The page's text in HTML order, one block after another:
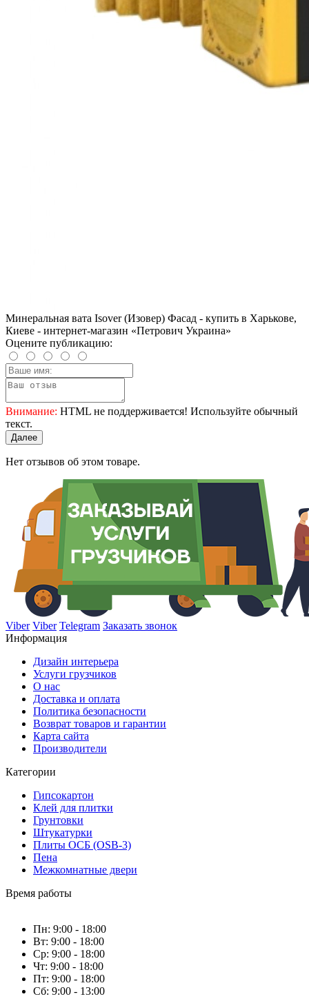
Минеральная вата Isover (Изовер) Фасад - купить в Харькове,
Киеве - интернет-магазин «Петрович Украина»
Оцените публикацию:
Внимание: HTML не поддерживается! Используйте обычный
текст.
Далее
Нет отзывов об этом товаре.
Viber Viber Telegram Заказать звонок
Информация
Дизайн интерьера
Услуги грузчиков
О нас
Доставка и оплата
Политика безопасности
Возврат товаров и гарантии
Карта сайта
Производители
Категории
Гипсокартон
Клей для плитки
Грунтовки
Штукатурки
Плиты ОСБ (OSB-3)
Пена
Межкомнатные двери
Время работы
Пн: 9:00 - 18:00
Вт: 9:00 - 18:00
Ср: 9:00 - 18:00
Чт: 9:00 - 18:00
Пт: 9:00 - 18:00
Сб: 9:00 - 13:00